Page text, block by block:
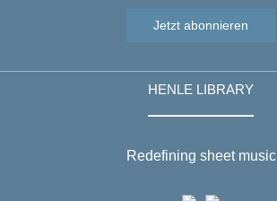
Jetzt abonnieren
HENLE LIBRARY
Redefining sheet music